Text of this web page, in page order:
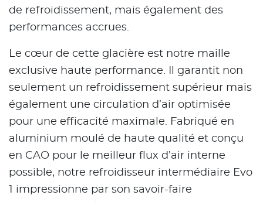
de refroidissement, mais également des
performances accrues.
Le cœur de cette glacière est notre maille
exclusive haute performance. Il garantit non
seulement un refroidissement supérieur mais
également une circulation d’air optimisée
pour une efficacité maximale. Fabriqué en
aluminium moulé de haute qualité et conçu
en CAO pour le meilleur flux d’air interne
possible, notre refroidisseur intermédiaire Evo
1 impressionne par son savoir-faire